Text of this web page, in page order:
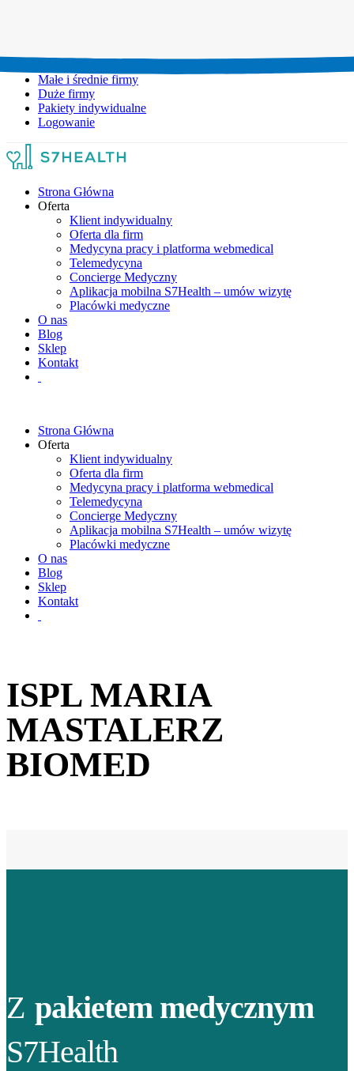
Małe i średnie firmy
Duże firmy
Pakiety indywidualne
Logowanie
Strona Główna
Oferta
Klient indywidualny
Oferta dla firm
Medycyna pracy i platforma webmedical
Telemedycyna
Concierge Medyczny
Aplikacja mobilna S7Health – umów wizytę
Placówki medyczne
O nas
Blog
Sklep
Kontakt
Strona Główna
Oferta
Klient indywidualny
Oferta dla firm
Medycyna pracy i platforma webmedical
Telemedycyna
Concierge Medyczny
Aplikacja mobilna S7Health – umów wizytę
Placówki medyczne
O nas
Blog
Sklep
Kontakt
ISPL MARIA
MASTALERZ
BIOMED
Z pakietem medycznym
S7Health